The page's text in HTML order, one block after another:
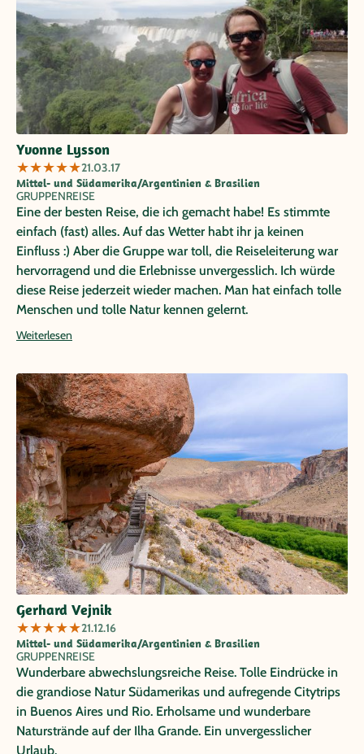
Yvonne Lysson
★★★★★21.03.17
Mittel- und Südamerika/Argentinien & Brasilien
GRUPPENREISE
Eine der besten Reise, die ich gemacht habe! Es stimmte
einfach (fast) alles. Auf das Wetter habt ihr ja keinen
Einfluss :) Aber die Gruppe war toll, die Reiseleiterung war
hervorragend und die Erlebnisse unvergesslich. Ich würde
diese Reise jederzeit wieder machen. Man hat einfach tolle
Menschen und tolle Natur kennen gelernt.
Weiterlesen
Gerhard Vejnik
★★★★★21.12.16
Mittel- und Südamerika/Argentinien & Brasilien
GRUPPENREISE
Wunderbare abwechslungsreiche Reise. Tolle Eindrücke in
die grandiose Natur Südamerikas und aufregende Citytrips
in Buenos Aires und Rio. Erholsame und wunderbare
Naturstrände auf der Ilha Grande. Ein unvergesslicher
Urlaub.